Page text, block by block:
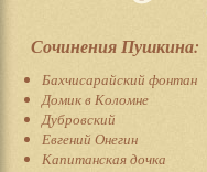
Сочинения Пушкина:
Бахчисарайский фонтан
Домик в Коломне
Дубровский
Евгений Онегин
Капитанская дочка